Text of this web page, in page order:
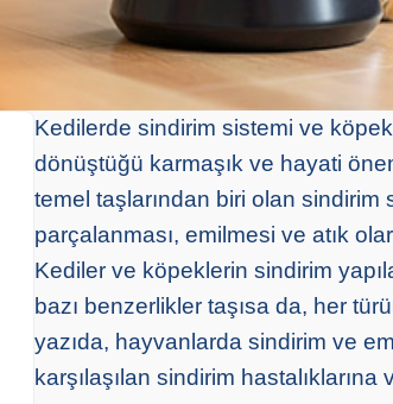
Kedilerde sindirim sistemi ve
dönüştüğü karmaşık ve hayati
temel taşlarından biri olan sindirim
parçalanması, emilmesi ve atık
Kediler ve köpeklerin sindirim
bazı benzerlikler taşısa da, her
yazıda, hayvanlarda sindirim ve
karşılaşılan sindirim